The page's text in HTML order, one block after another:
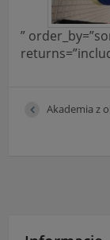
”
Akademia z